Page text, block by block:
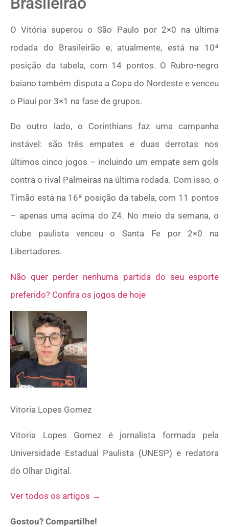
O Vitória superou o São Paulo por 2×0 na última
rodada do Brasileirão e, atualmente, está na 10ª
posição da tabela, com 14 pontos. O Rubro-negro
baiano também disputa a Copa do Nordeste e venceu
o Piauí por 3×1 na fase de grupos.
Do outro lado, o Corinthians faz uma campanha
instável: são três empates e duas derrotas nos
últimos cinco jogos – incluindo um empate sem gols
contra o rival Palmeiras na última rodada. Com isso, o
Timão está na 16ª posição da tabela, com 11 pontos
– apenas uma acima do Z4. No meio da semana, o
clube paulista venceu o Santa Fe por 2×0 na
Libertadores.
Não quer perder nenhuma partida do seu esporte
preferido? Confira os jogos de hoje
Vitoria Lopes Gomez
Vitoria Lopes Gomez é jornalista formada pela
Universidade Estadual Paulista (UNESP) e redatora
do Olhar Digital.
Ver todos os artigos →
Gostou? Compartilhe!